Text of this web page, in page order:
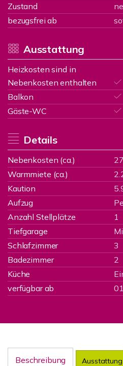
Zustand
bezugsfrei ab
Ausstattung
Heizkosten sind in
Nebenkosten enthalten
Balkon
Gäste-WC
Details
Nebenkosten (ca.)
Warmmiete (ca.)
Kaution
Aufzug
Anzahl Stellplätze
1
Tiefgarage
Schlafzimmer
3
Badezimmer
2
Küche
verfügbar ab
Beschreibung Ausstattung